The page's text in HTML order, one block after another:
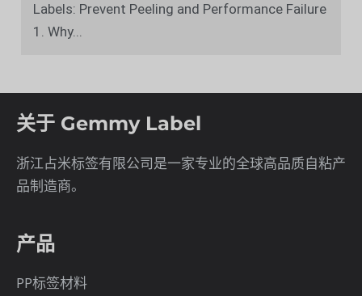
Labels: Prevent Peeling and Performance Failure
1. Why...
关于 Gemmy Label
浙江占米标签有限公司是一家专业的全球高品质自粘产
品制造商。
产品
PP标签材料